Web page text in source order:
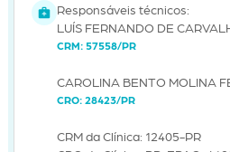
Responsáveis técnicos:
LUÍS FERNANDO DE
CRM: 57558/PR
CAROLINA BENTO MOLINA
CRO: 28423/PR
CRM da Clínica: 12405-PR